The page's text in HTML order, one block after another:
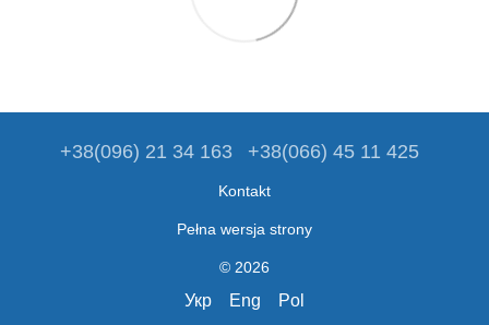
+38(096) 21 34 163 +38(066) 45 11 425
Kontakt
Pełna wersja strony
© 2026
Укр Eng Pol